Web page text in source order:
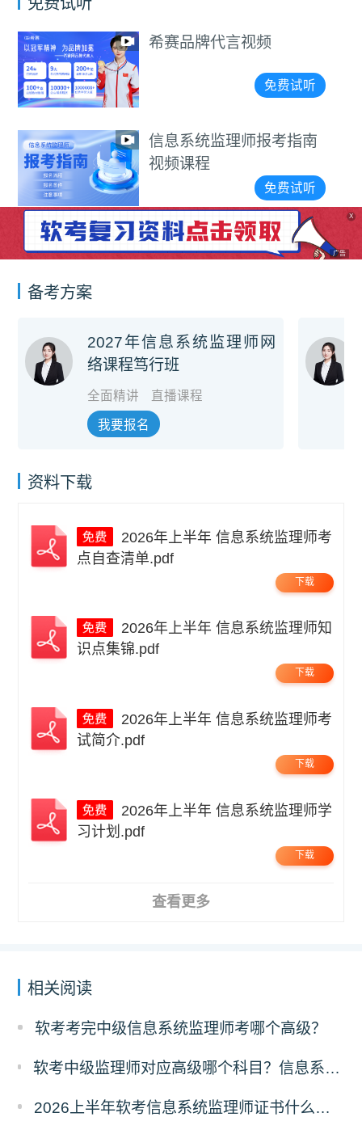
希赛品牌代言视频
免费试听
信息系统监理师报考指南
视频课程
免费试听
X
广告
备考方案
2027年信息系统监理师网
络课程笃行班
全面精讲 直播课程
我要报名
资料下载
点自查清单.pdf
下载
识点集锦.pdf
下载
试简介.pdf
下载
习计划.pdf
下载
查看更多
相关阅读
软考考完中级信息系统监理师考哪个高级？
软考中级监理师对应高级哪个科目？信息系统监理师对应高级报考指南
2026上半年软考信息系统监理师证书什么时候能领取？